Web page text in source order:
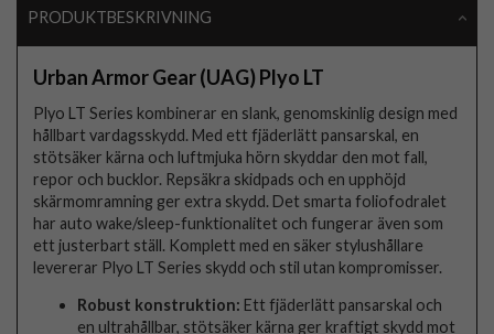
PRODUKTBESKRIVNING
Urban Armor Gear (UAG) Plyo LT
Plyo LT Series kombinerar en slank, genomskinlig design med
hållbart vardagsskydd. Med ett fjäderlätt pansarskal, en
stötsäker kärna och luftmjuka hörn skyddar den mot fall,
repor och bucklor. Repsäkra skidpads och en upphöjd
skärmomramning ger extra skydd. Det smarta foliofodralet
har auto wake/sleep-funktionalitet och fungerar även som
ett justerbart ställ. Komplett med en säker stylushållare
levererar Plyo LT Series skydd och stil utan kompromisser.
Robust konstruktion: Ett fjäderlätt pansarskal och
en ultrahållbar, stötsäker kärna ger kraftigt skydd mot